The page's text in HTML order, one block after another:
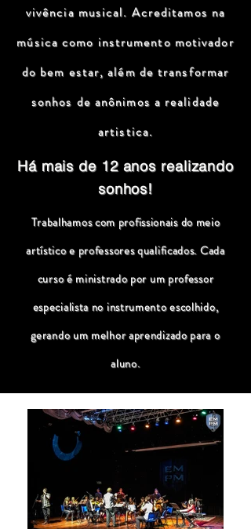
vivência musical. Acreditamos na
música como instrumento motivador
do bem estar, além de transformar
sonhos de anônimos a realidade
artistica.
Há mais de 12 anos realizando
sonhos!
Trabalhamos com profissionais do meio
artístico e professores qualificados. Cada
curso é ministrado por um professor
especialista no instrumento escolhido,
gerando um melhor aprendizado para o
aluno.